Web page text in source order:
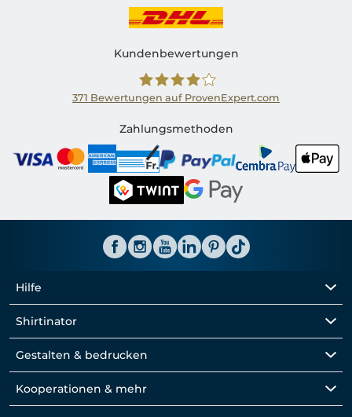
Kundenbewertungen
Shirtinator CH
371 Bewertungen auf ProvenExpert.com
Zahlungsmethoden
Hilfe
Shirtinator
Gestalten & bedrucken
Kooperationen & mehr